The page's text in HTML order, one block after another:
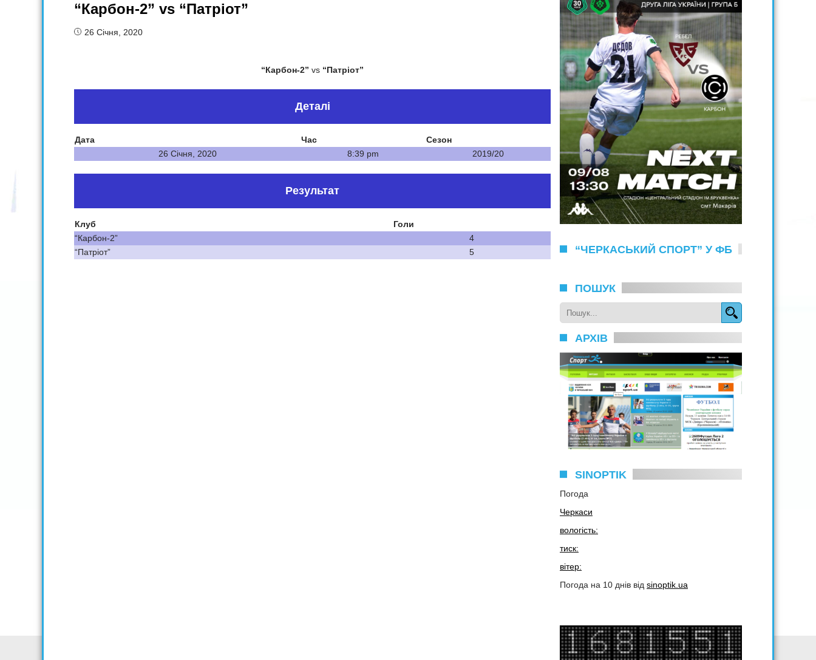
“Карбон-2” vs “Патріот”
26 Січня, 2020
“Карбон-2” vs “Патріот”
Деталі
Дата Час
Сезон
26 Січня, 2020
8:39 pm 2019/20
Результат
Клуб
Голи
“Карбон-2”
4
“Патріот”
5 “ЧЕРКАСЬКИЙ СПОРТ” У ФБ
ПОШУК
АРХІВ
SINOPTIK
Погода
Черкаси
вологість:
тиск:
вітер:
Погода на 10 днів від sinoptik.ua